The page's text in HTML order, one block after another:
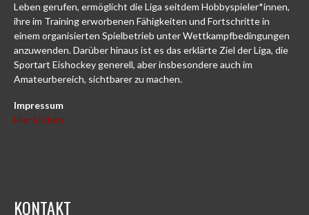
Leben gerufen, ermöglicht die Liga seitdem Hobbyspieler*innen,
ihre im Training erworbenen Fähigkeiten und Fortschritte in
einem organisierten Spielbetrieb unter Wettkampfbedingungen
anzuwenden. Darüber hinaus ist es das erklärte Ziel der Liga, die
Sportart Eishockey generell, aber insbesondere auch im
Amateurbereich, sichtbarer zu machen.
Impressum
Hier klicken
KONTAKT